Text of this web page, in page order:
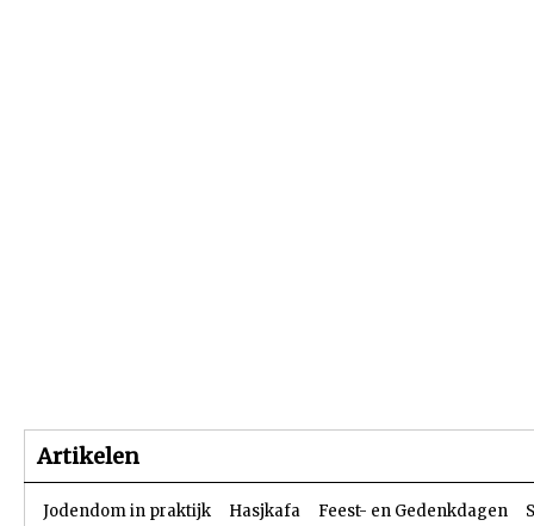
Artikelen
Jodendom in praktijk Hasjkafa Feest- en Gedenkdagen